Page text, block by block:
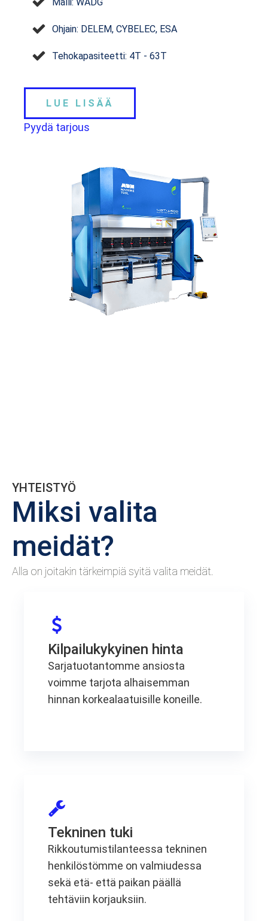
Malli: WADG
Ohjain: DELEM, CYBELEC, ESA
Tehokapasiteetti: 4T - 63T
LUE LISÄÄ
Pyydä tarjous
YHTEISTYÖ
Miksi valita
meidät?
Alla on joitakin tärkeimpiä syitä valita meidät.
Kilpailukykyinen hinta
Sarjatuotantomme ansiosta
voimme tarjota alhaisemman
hinnan korkealaatuisille koneille.
Tekninen tuki
Rikkoutumistilanteessa tekninen
henkilöstömme on valmiudessa
sekä etä- että paikan päällä
tehtäviin korjauksiin.